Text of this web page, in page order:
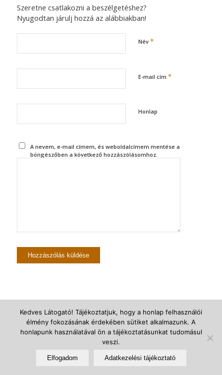
Szeretne csatlakozni a beszélgetéshez?
Nyugodtan járulj hozzá az alábbiakban!
Név *
E-mail cím *
Honlap
A nevem, e-mail címem, és weboldalcímem mentése a
böngészőben a következő hozzászólásomhoz.
© Újszegedi Árpádházi Szent Erzsébet Plébánia - powered by Enfold
Adatkezelési Tájékoztató
Kedves Látogató! Tájékoztatjuk, hogy a honlap felhasználói
élmény fokozásának érdekében sütiket alkalmazunk. A
honlapunk használatával ön a tájékoztatásunkat tudomásul
veszi.
Elfogadom Adatkezelési tájékoztató